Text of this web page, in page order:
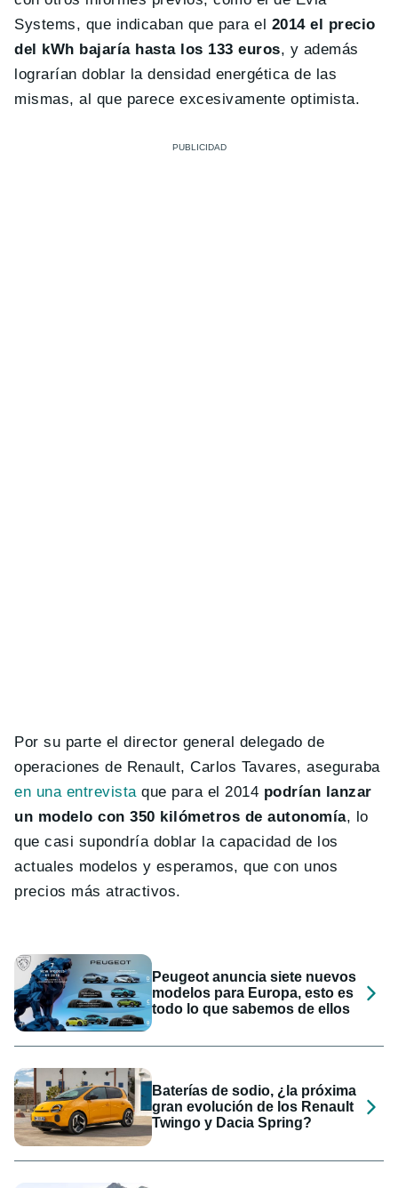
Systems, que indicaban que para el 2014 el precio
del kWh bajaría hasta los 133 euros, y además
lograrían doblar la densidad energética de las
mismas, al que parece excesivamente optimista.
Por su parte el director general delegado de
operaciones de Renault, Carlos Tavares, aseguraba
en una entrevistaque para el 2014 podrían lanzar
un modelo con 350 kilómetros de autonomía, lo
que casi supondría doblar la capacidad de los
actuales modelos y esperamos, que con unos
precios más atractivos.
Peugeot anuncia siete nuevos
modelos para Europa, esto es
todo lo que sabemos de ellos
Baterías de sodio, ¿la próxima
gran evolución de los Renault
Twingo y Dacia Spring?